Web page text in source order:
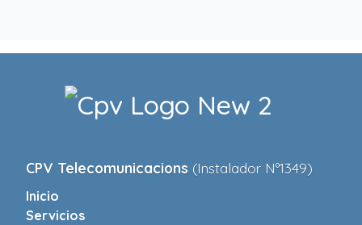
CPV Telecomunicacions (Instalador Nº1349)
Inicio
Servicios